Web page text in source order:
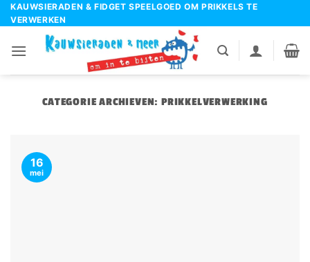
Ga
naar
KAUWSIERADEN & FIDGET SPEELGOED OM PRIKKELS TE
VERWERKEN
CATEGORIE ARCHIEVEN:PRIKKELVERWERKING
16
mei